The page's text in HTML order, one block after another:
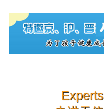
Experts